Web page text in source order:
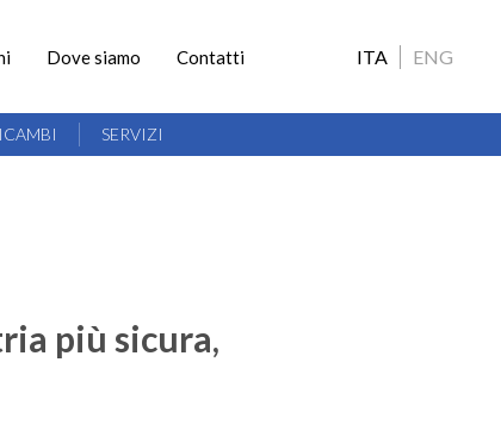
Dove siamo Contatti ITA ENG
SERVIZI
più sicura,